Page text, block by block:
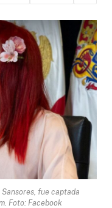
fue captada
Foto: Facebook